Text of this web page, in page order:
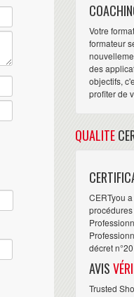
Votre
formateur
des
objectifs,
profiter de
QUALITE
CERTyou
décret
AVIS
Trusted